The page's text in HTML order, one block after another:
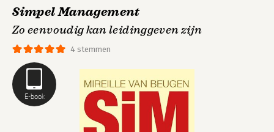
E-book
4 stemmen
Simpel Management
Zo eenvoudig kan leidinggeven zijn